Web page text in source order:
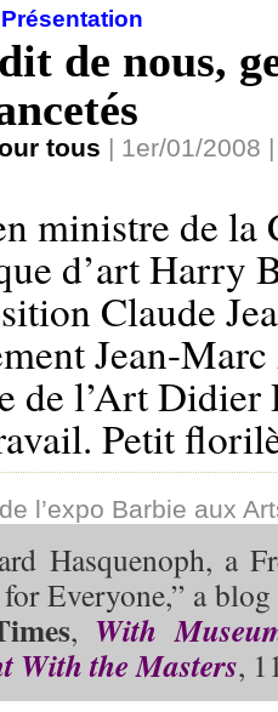
de nous,
tous | 1er/01/2008
ministre de
d’art Harry
Claude
Jean-
de l’Art Didier
Petit
l’expo Barbie aux
Hasquenoph, a
Everyone,” a
, With
With the Masters,